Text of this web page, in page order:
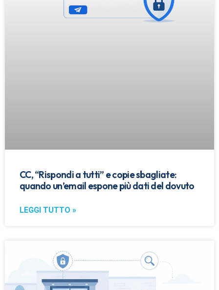
CC, “Rispondi a tutti” e copie sbagliate:
quando un’email espone più dati del dovuto
LEGGI TUTTO »